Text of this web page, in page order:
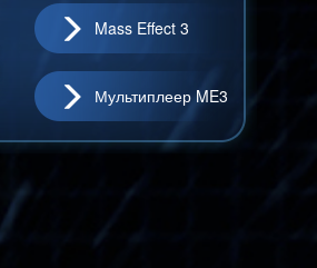
Mass Effect 3
Мультиплеер ME3